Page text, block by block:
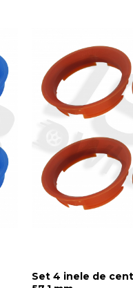
Set 4 inele de